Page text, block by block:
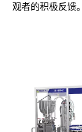
观者的积极反馈。